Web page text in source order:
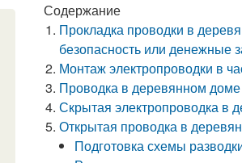
Содержание
Прокладка проводки в
безопасность или денежные
Монтаж электропроводки в
Проводка в деревянном
Скрытая электропроводка в
Открытая проводка в
Подготовка схемы